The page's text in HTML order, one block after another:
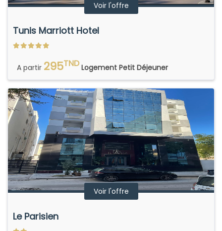
Voir l'offre
Tunis Marriott Hotel
A partir 295TND Logement Petit Déjeuner
Voir l'offre
Le Parisien